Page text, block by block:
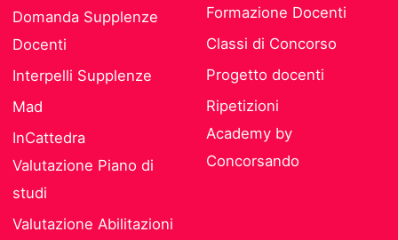
Domanda Supplenze
Docenti
Interpelli Supplenze
Mad
InCattedra
Valutazione Piano di
studi
Valutazione Abilitazioni
Formazione Docenti
Classi di Concorso
Progetto docenti
Ripetizioni
Academy by
Concorsando